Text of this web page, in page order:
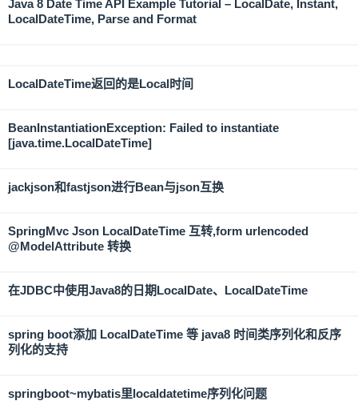
Java 8 Date Time API Example Tutorial – LocalDate, Instant,
LocalDateTime, Parse and Format
LocalDateTime返回的是Local时间
BeanInstantiationException: Failed to instantiate
[java.time.LocalDateTime]
jackjson和fastjson进行Bean与json互换
SpringMvc Json LocalDateTime 互转,form urlencoded
@ModelAttribute 转换
在JDBC中使用Java8的日期LocalDate、LocalDateTime
spring boot添加 LocalDateTime 等 java8 时间类序列化和反序
列化的支持
springboot~mybatis里localdatetime序列化问题